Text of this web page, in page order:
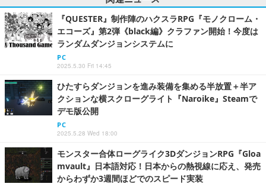
『QUESTER』制作陣のハクスラRPG『モノクローム・
エコーズ』第2弾《black編》クラファン開始！今度は
ランダムダンジョンシステムに
PC
2025.5.30 Fri 14:45
ひたすらダンジョンを進み装備を集める半放置＋半ア
クションな横スクローグライト『Naroike』Steamで
デモ版公開
PC
2025.5.28 Wed 18:00
モンスター合体ローグライク3DダンジョンRPG『Gloa
mvault』日本語対応！日本からの熱視線に応え、発売
からわずか3週間ほどでのスピード実装